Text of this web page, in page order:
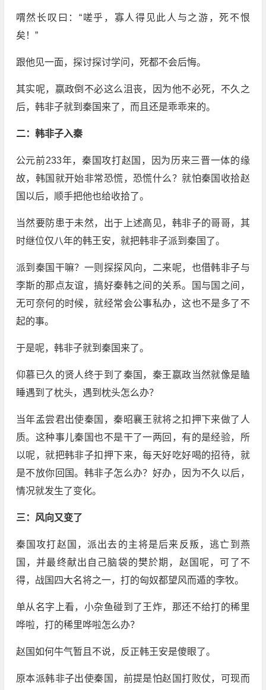
喟然长叹曰：“嗟乎，寡人得见此人与之游，死不恨
矣！”
跟他见一面，探讨探讨学问，死都不会后悔。
其实呢，嬴政倒不必这么沮丧，因为他不必死，不久之
后，韩非子就到秦国来了，而且还是乖乖来的。
二：韩非子入秦
公元前233年，秦国攻打赵国，因为历来三晋一体的缘
故，韩国就开始非常恐慌，恐慌什么？就怕秦国收拾赵
国以后，顺手把他也给收拾了。
当然要防患于未然，出于上述高见，韩非子的哥哥，其
时继位仅八年的韩王安，就把韩非子派到秦国了。
派到秦国干嘛？一则探探风向，二来呢，也借韩非子与
李斯的那点友谊，搞好秦韩之间的关系。国与国之间，
无可奈何的时候，就经常会公事私办，这也不是多了不
起的事。
于是呢，韩非子就到秦国来了。
仰慕已久的贤人终于到了秦国，秦王嬴政当然就像是瞌
睡遇到了枕头，遇到枕头怎么办？
当年孟尝君出使秦国，秦昭襄王就将之扣押下来做了人
质。这种事儿秦国也不是干了一两回，有的是经验，所
以呢，就把韩非子扣押下来，每天好吃好喝的招待，就
是不放你回国。韩非子怎么办？好办，因为不久以后，
情况就发生了变化。
三：风向又变了
秦国攻打赵国，派出去的主将是后来反叛，逃亡到燕
国，并最终献出自己脑袋的樊於期，赵国呢，可了不
得，战国四大名将之一，打的匈奴都望风而遁的李牧。
单从名字上看，小杂鱼碰到了王炸，那还不给打的稀里
哗啦，打的稀里哗啦怎么办？
赵国如何牛气暂且不说，反正韩王安是傻眼了。
原本派韩非子出使秦国，前提是怕赵国打败仗，可现而